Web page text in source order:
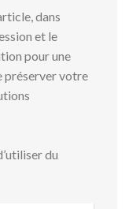
dans
et le
pour une
préserver votre
du